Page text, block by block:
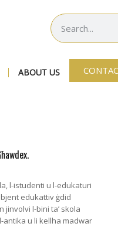
ABOUT US
l-istudenti u l-edukaturi
edukattiv ġdid
jinvolvi l-bini ta’ skola
antika u li kellha madwar